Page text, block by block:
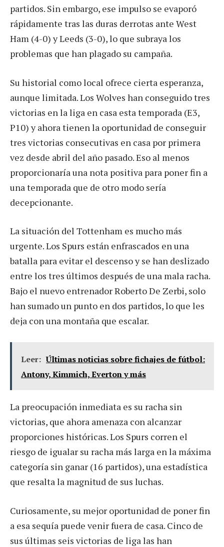
partidos. Sin embargo, ese impulso se evaporó
rápidamente tras las duras derrotas ante West
Ham (4-0) y Leeds (3-0), lo que subraya los
problemas que han plagado su campaña.
Su historial como local ofrece cierta esperanza,
aunque limitada. Los Wolves han conseguido tres
victorias en la liga en casa esta temporada (E3,
P10) y ahora tienen la oportunidad de conseguir
tres victorias consecutivas en casa por primera
vez desde abril del año pasado. Eso al menos
proporcionaría una nota positiva para poner fin a
una temporada que de otro modo sería
decepcionante.
La situación del Tottenham es mucho más
urgente. Los Spurs están enfrascados en una
batalla para evitar el descenso y se han deslizado
entre los tres últimos después de una mala racha.
Bajo el nuevo entrenador Roberto De Zerbi, solo
han sumado un punto en dos partidos, lo que les
deja con una montaña que escalar.
Leer: Últimas noticias sobre fichajes de fútbol:
Antony, Kimmich, Everton y más
La preocupación inmediata es su racha sin
victorias, que ahora amenaza con alcanzar
proporciones históricas. Los Spurs corren el
riesgo de igualar su racha más larga en la máxima
categoría sin ganar (16 partidos), una estadística
que resalta la magnitud de sus luchas.
Curiosamente, su mejor oportunidad de poner fin
a esa sequía puede venir fuera de casa. Cinco de
sus últimas seis victorias de liga las han